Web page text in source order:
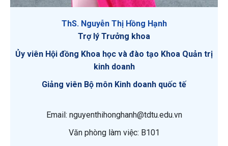
ThS. Nguyễn Thị Hồng Hạnh
Trợ lý Trưởng khoa
Ủy viên Hội đồng Khoa học và đào tạo Khoa Quản trị
kinh doanh
Giảng viên Bộ môn Kinh doanh quốc tế
Email: nguyenthihonghanh@tdtu.edu.vn
Văn phòng làm việc: B101